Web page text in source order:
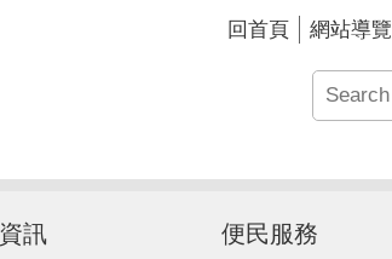
回首頁 網站導覽
訊 便民服務